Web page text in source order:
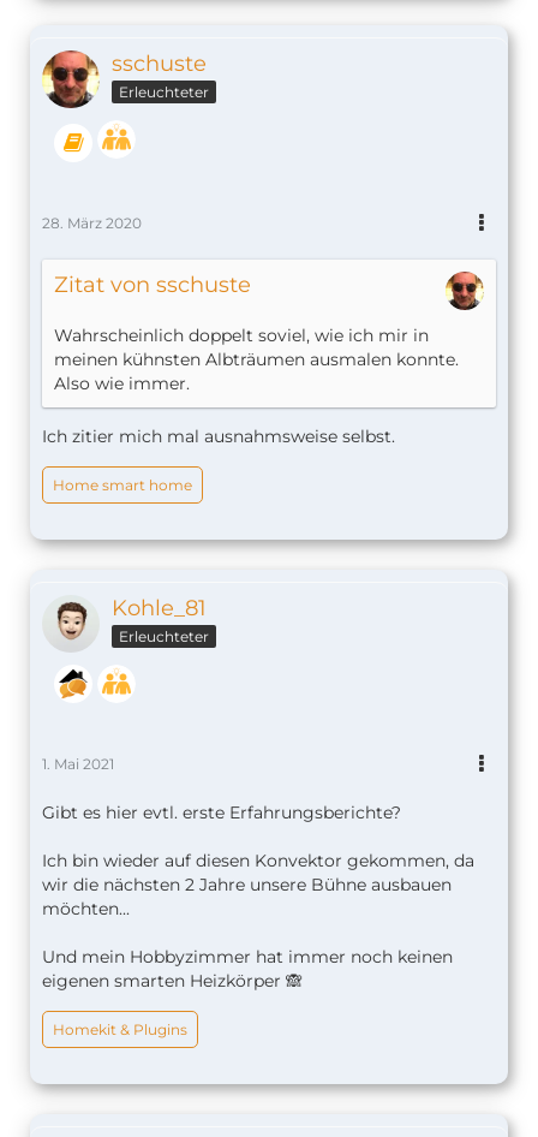
sschuste
Erleuchteter
28. März 2020
Zitat von sschuste
Wahrscheinlich doppelt soviel, wie ich mir in
meinen kühnsten Albträumen ausmalen konnte.
Also wie immer.
Ich zitier mich mal ausnahmsweise selbst.
Home smart home
Kohle_81
Erleuchteter
1. Mai 2021
Gibt es hier evtl. erste Erfahrungsberichte?
Ich bin wieder auf diesen Konvektor gekommen, da
wir die nächsten 2 Jahre unsere Bühne ausbauen
möchten...
Und mein Hobbyzimmer hat immer noch keinen
eigenen smarten Heizkörper 🙈
Homekit & Plugins